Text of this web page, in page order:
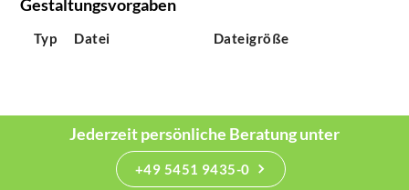
Gestaltungsvorgaben
Typ Datei Dateigröße
Jederzeit persönliche Beratung unter
+49 5451 9435-0